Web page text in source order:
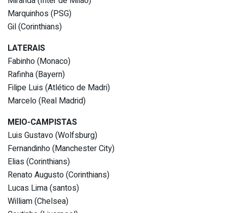
Marquinhos (PSG)
Gil (Corinthians)
LATERAIS
Fabinho (Monaco)
Rafinha (Bayern)
Filipe Luis (Atlético de Madri)
Marcelo (Real Madrid)
MEIO-CAMPISTAS
Luis Gustavo (Wolfsburg)
Fernandinho (Manchester City)
Elias (Corinthians)
Renato Augusto (Corinthians)
Lucas Lima (santos)
William (Chelsea)